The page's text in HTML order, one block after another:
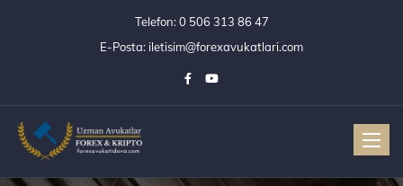
Telefon:0 506 313 86 47
E-Posta: iletisim@forexavukatlari.com